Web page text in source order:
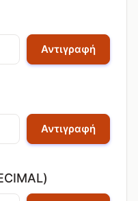
Αντιγραφή
Αντιγραφή